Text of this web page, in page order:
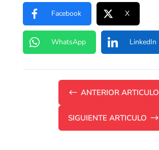
Facebook X
WhatsApp LinkedIn
# ANTERIOR ARTICULO
SIGUIENTE ARTICULO $